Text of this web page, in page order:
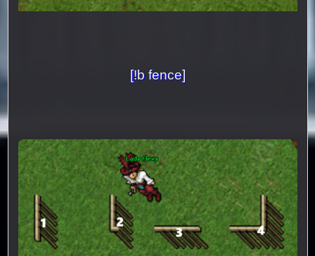
[!b fence]